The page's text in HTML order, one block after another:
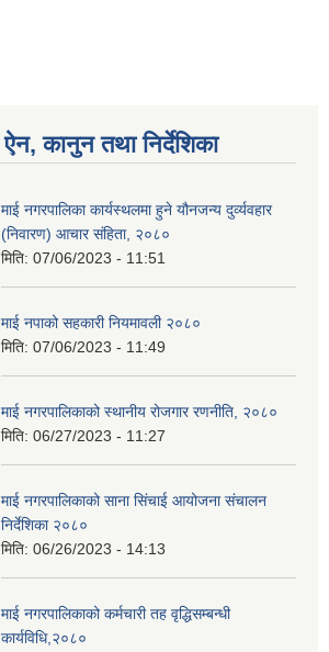
ऐन, कानुन तथा निर्देशिका
माई नगरपालिका कार्यस्थलमा हुने यौनजन्य दुर्व्यवहार
(निवारण) आचार संहिता, २०८०
मिति: 07/06/2023 - 11:51
माई नपाको सहकारी नियमावली २०८०
मिति: 07/06/2023 - 11:49
माई नगरपालिकाको स्थानीय रोजगार रणनीति, २०८०
मिति: 06/27/2023 - 11:27
माई नगरपालिकाको साना सिंचाई आयोजना संचालन
निर्देशिका २०८०
मिति: 06/26/2023 - 14:13
माई नगरपालिकाको कर्मचारी तह वृद्धिसम्बन्धी
कार्यविधि,२०८०